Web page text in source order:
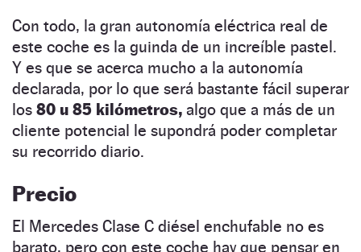
Con todo, la gran autonomía eléctrica real de
este coche es la guinda de un increíble pastel.
Y es que se acerca mucho a la autonomía
declarada, por lo que será bastante fácil superar
los 80 u 85 kilómetros, algo que a más de un
cliente potencial le supondrá poder completar
su recorrido diario.
Precio
El Mercedes Clase C diésel enchufable no es
barato, pero con este coche hay que pensar en